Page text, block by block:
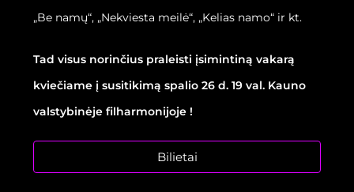
„Be namų“, „Nekviesta meilė“, „Kelias namo“ ir kt.
Tad visus norinčius praleisti įsimintiną vakarą
kviečiame į susitikimą spalio 26 d. 19 val. Kauno
valstybinėje filharmonijoje !
Bilietai